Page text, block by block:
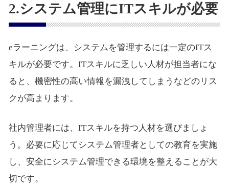
2.システム管理にITスキルが必要
eラーニングは、システムを管理するには一定のITス
キルが必要です。ITスキルに乏しい人材が担当者にな
ると、機密性の高い情報を漏洩してしまうなどのリス
クが高まります。
社内管理者には、ITスキルを持つ人材を選びましょ
う。必要に応じてシステム管理者としての教育を実施
し、安全にシステム管理できる環境を整えることが大
切です。